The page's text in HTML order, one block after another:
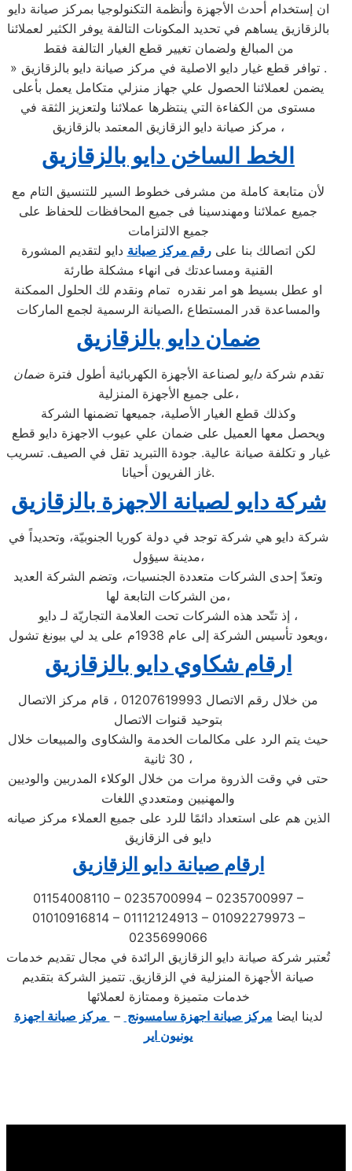
ان إستخدام أحدث الأجهزة وأنظمة التكنولوجيا بمركز صيانة دايو
بالزقازيق يساهم في تحديد المكونات التالفة يوفر الكثير لعملائنا
من المبالغ ولضمان تغيير قطع الغيار التالفة فقط
» توافر قطع غيار دايو الاصلية في مركز صيانة دايو بالزقازيق .
يضمن لعملائنا الحصول علي جهاز منزلي متكامل يعمل بأعلى
مستوى من الكفاءة التي ينتظرها عملائنا ولتعزيز الثقة في
مركز صيانة دايو الزقازيق المعتمد بالزقازيق ،
الخط الساخن دايو بالزقازيق
لأن متابعة كاملة من مشرفى خطوط السير للتنسيق التام مع
جميع عملائنا ومهندسينا فى جميع المحافظات للحفاظ على
جميع الالتزامات
لكن اتصالك بنا علىرقم مركز صيانة دايو لتقديم المشورة
القنية ومساعدتك فى انهاء مشكلة طارئة
او عطل بسيط هو امر نقدره تمام ونقدم لك الحلول الممكنة
والمساعدة قدر المستطاع ،الصيانة الرسمية لجمع الماركات
ضمان دايو بالزقازيق
تقدم شركةدايو لصناعة الأجهزة الكهربائية أطول فترةضمان
على جميع الأجهزة المنزلية،
وكذلك قطع الغيار الأصلية، جميعها تضمنها الشركة
ويحصل معها العميل على ضمان علي عيوب الاجهزة دايو قطع
غيار و تكلفة صيانة عالية. جودة االتبريد تقل في الصيف. تسريب
غاز الفريون أحيانا.
شركة دايو لصيانة الاجهزة بالزقازيق
شركة دايو هي شركة توجد في دولة كوريا الجنوبيّة، وتحديداً في
مدينة سيؤول،
وتعدّ إحدى الشركات متعددة الجنسيات، وتضم الشركة العديد
من الشركات التابعة لها،
إذ تتّحد هذه الشركات تحت العلامة التجاريّة لـ دايو ،
ويعود تأسيس الشركة إلى عام 1938م على يد لي بيونغ تشول،
ارقام شكاوي دايو بالزقازيق
من خلال رقم الاتصال 01207619993 ، قام مركز الاتصال
بتوحيد قنوات الاتصال
حيث يتم الرد على مكالمات الخدمة والشكاوى والمبيعات خلال
30 ثانية ،
حتى في وقت الذروة مرات من خلال الوكلاء المدربين والوديين
والمهنيين ومتعددي اللغات
الذين هم على استعداد دائمًا للرد على جميع العملاء مركز صيانه
دايو فى الزقازيق
ارقام صيانة دايو الزقازيق
01154008110 – 0235700994 – 0235700997 –
01010916814 – 01112124913 – 01092279973 –
0235699066
تُعتبر شركة صيانة دايو الزقازيق الرائدة في مجال تقديم خدمات
صيانة الأجهزة المنزلية في الزقازيق. تتميز الشركة بتقديم
خدمات متميزة وممتازة لعملائها
لدينا ايضا مركز صيانة اجهزة سامسونج – مركز صيانة اجهزة
يونيون اير